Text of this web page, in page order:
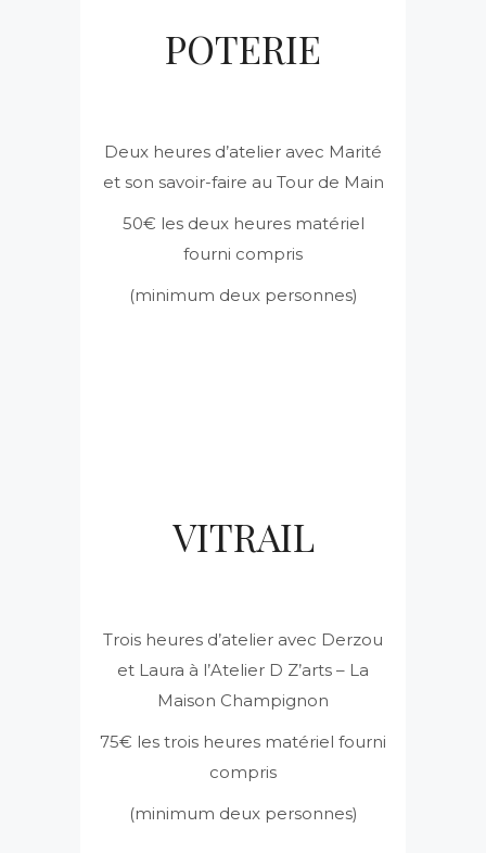
POTERIE
Deux heures d’atelier avec Marité
et son savoir-faire au Tour de Main
50€ les deux heures matériel
fourni compris
(minimum deux personnes)
VITRAIL
Trois heures d’atelier avec Derzou
et Laura à l’Atelier D Z’arts – La
Maison Champignon
75€ les trois heures matériel fourni
compris
(minimum deux personnes)